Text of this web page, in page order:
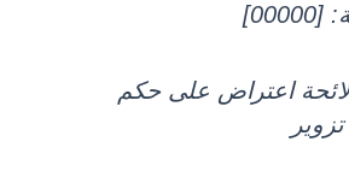
اعتراض على حكم